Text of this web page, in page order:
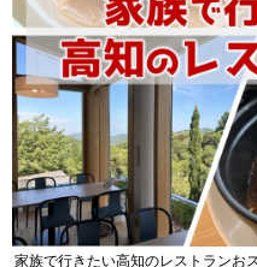
家族で行きたい高知のレストランお